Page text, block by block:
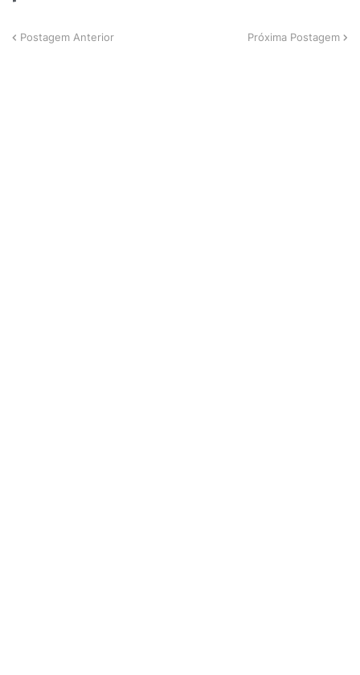
Postagem Anterior Próxima Postagem